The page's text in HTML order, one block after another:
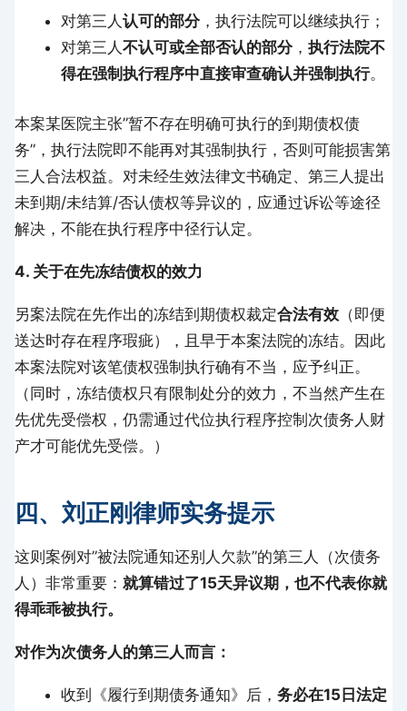
对第三人认可的部分 ，执行法院可以继续执行；
对第三人不认可或全部否认的部分 ， 执行法院不
得在强制执行程序中直接审查确认并强制执行。
本案某医院主张”暂不存在明确可执行的到期债权债
务”，执行法院即不能再对其强制执行，否则可能损害第
三人合法权益。对未经生效法律文书确定、第三人提出
未到期/未结算/否认债权等异议的，应通过诉讼等途径
解决，不能在执行程序中径行认定。
4. 关于在先冻结债权的效力
另案法院在先作出的冻结到期债权裁定合法有效 （即便
送达时存在程序瑕疵），且早于本案法院的冻结。因此
本案法院对该笔债权强制执行确有不当，应予纠正。
（同时，冻结债权只有限制处分的效力，不当然产生在
先优先受偿权，仍需通过代位执行程序控制次债务人财
产才可能优先受偿。）
四、刘正刚律师实务提示
这则案例对”被法院通知还别人欠款”的第三人（次债务
人）非常重要： 就算错过了15天异议期，也不代表你就
得乖乖被执行。
对作为次债务人的第三人而言：
收到《履行到期债务通知》后， 务必在15日法定